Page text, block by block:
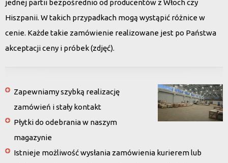
jednej partii bezpośrednio od producentów z Włoch czy
Hiszpanii. W takich przypadkach mogą wystąpić różnice w
cenie. Każde takie zamówienie realizowane jest po Państwa
akceptacji ceny i próbek (zdjęć).
Zapewniamy szybką realizację
zamówień i stały kontakt
Płytki do odebrania w naszym
magazynie
Istnieje możliwość wysłania zamówienia kurierem lub